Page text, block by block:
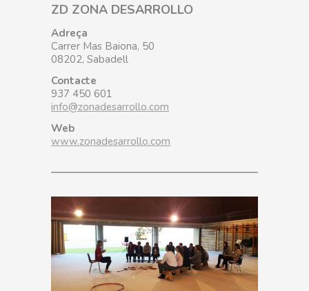
ZD ZONA DESARROLLO
Adreça
Carrer Mas Baiona, 50
08202, Sabadell
Contacte
937 450 601
info@zonadesarrollo.com
Web
www.zonadesarrollo.com